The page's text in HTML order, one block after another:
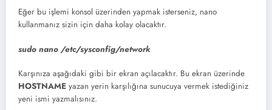
Eğer bu işlemi konsol üzerinden yapmak isterseniz, nano
kullanmanız sizin için daha kolay olacaktır.
sudo nano /etc/sysconfig/network
Karşınıza aşağıdaki gibi bir ekran açılacaktır. Bu ekran üzerinde
HOSTNAME yazan yerin karşılığına sunucuya vermek istediğiniz
yeni ismi yazmalısınız.